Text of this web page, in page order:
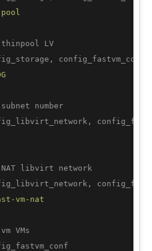
LV
config_fastvm_conf
number
libvirt network
vm-nat
VMs